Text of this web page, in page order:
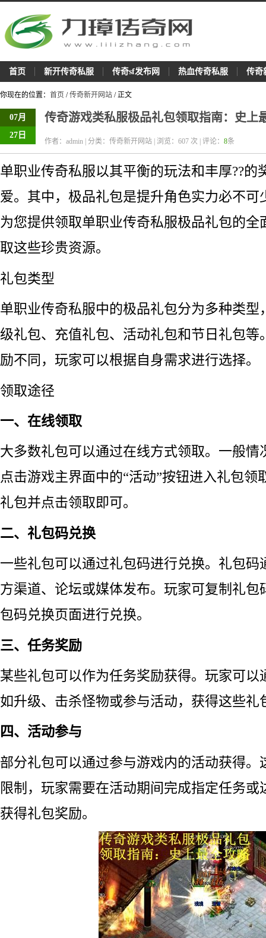
首页 新开传奇私服 传奇sf发布网 热血传奇私服 传奇
你现在的位置： 首页 /传奇新开网站 / 正文
07月
27日
传奇游戏类私服极品礼包领取指南：史上
作者：admin | 分类：传奇新开网站 | 浏览： 607 次 | 评论： 8条
单职业传奇私服以其平衡的玩法和丰厚??的
爱。其中，极品礼包是提升角色实力必不可
为您提供领取单职业传奇私服极品礼包的全
取这些珍贵资源。
礼包类型
单职业传奇私服中的极品礼包分为多种类型
级礼包、充值礼包、活动礼包和节日礼包等
励不同，玩家可以根据自身需求进行选择。
领取途径
一、在线领取
大多数礼包可以通过在线方式领取。一般情
点击游戏主界面中的“活动”按钮进入礼包领
礼包并点击领取即可。
二、礼包码兑换
一些礼包可以通过礼包码进行兑换。礼包码
方渠道、论坛或媒体发布。玩家可复制礼包
包码兑换页面进行兑换。
三、任务奖励
某些礼包可以作为任务奖励获得。玩家可以
如升级、击杀怪物或参与活动，获得这些礼
四、活动参与
部分礼包可以通过参与游戏内的活动获得。
限制，玩家需要在活动期间完成指定任务或
获得礼包奖励。